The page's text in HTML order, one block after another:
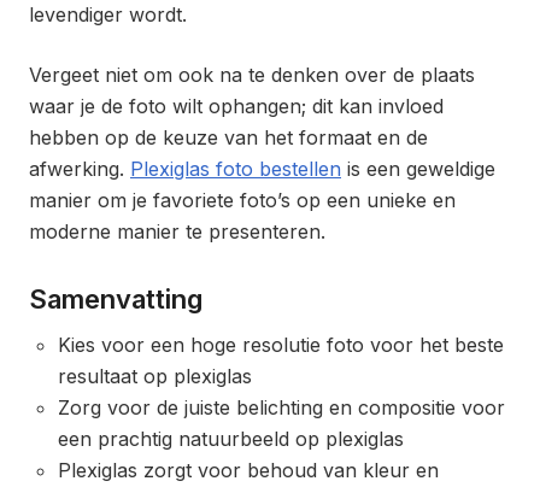
levendiger wordt.
Vergeet niet om ook na te denken over de plaats
waar je de foto wilt ophangen; dit kan invloed
hebben op de keuze van het formaat en de
afwerking. Plexiglas foto bestellen is een geweldige
manier om je favoriete foto’s op een unieke en
moderne manier te presenteren.
Samenvatting
Kies voor een hoge resolutie foto voor het beste
resultaat op plexiglas
Zorg voor de juiste belichting en compositie voor
een prachtig natuurbeeld op plexiglas
Plexiglas zorgt voor behoud van kleur en